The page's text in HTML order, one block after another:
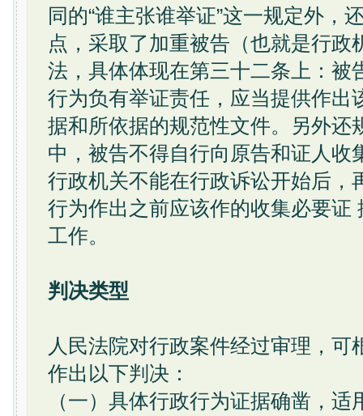
同的“谁主张谁举证”这一规定外，
点，采取了加重被告（也就是行政
法，具体体现在第三十二条上：被
行为负有举证责任，应当提供作出
据和所依据的规范性文件。另外还
中，被告不得自行向原告和证人收
行政机关不能在行政诉讼开始后，
行为作出之前应该作的收集必要证
工作。
判决类型
人民法院对行政案件经过审理，可
作出以下判决：
（一）具体行政行为证据确凿，